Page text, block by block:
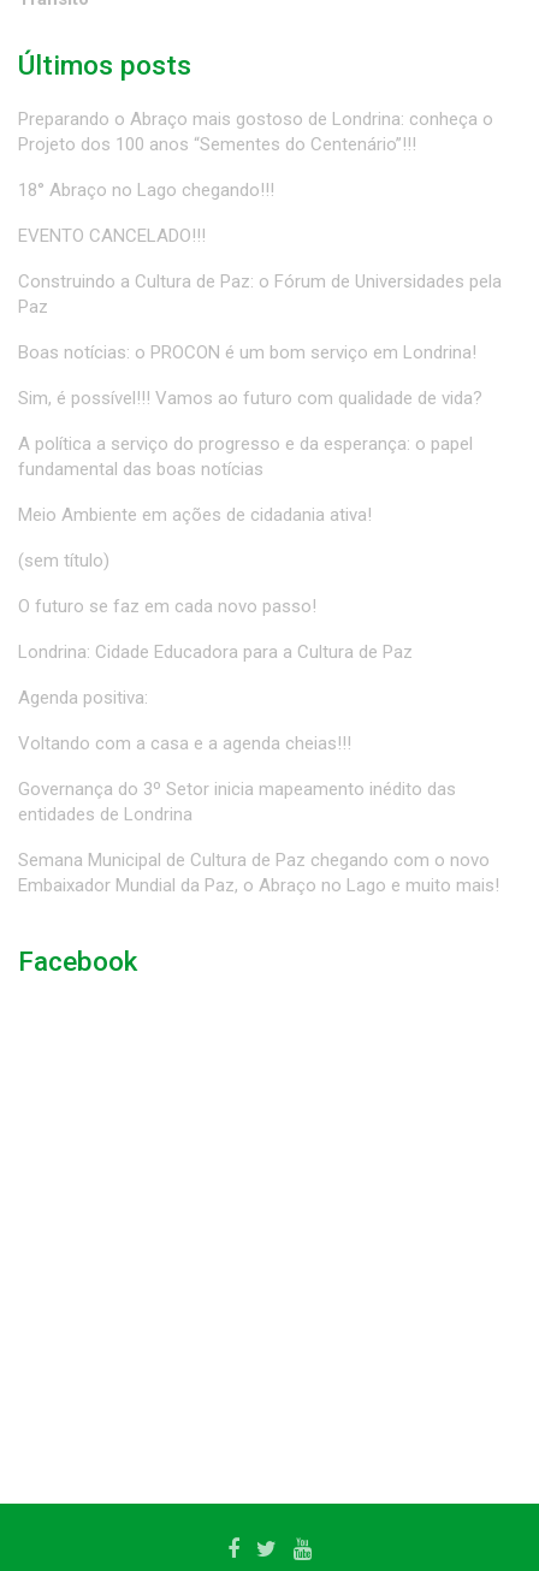
Últimos posts
Preparando o Abraço mais gostoso de Londrina: conheça o
Projeto dos 100 anos “Sementes do Centenário”!!!
18° Abraço no Lago chegando!!!
EVENTO CANCELADO!!!
Construindo a Cultura de Paz: o Fórum de Universidades pela
Paz
Boas notícias: o PROCON é um bom serviço em Londrina!
Sim, é possível!!! Vamos ao futuro com qualidade de vida?
A política a serviço do progresso e da esperança: o papel
fundamental das boas notícias
Meio Ambiente em ações de cidadania ativa!
(sem título)
O futuro se faz em cada novo passo!
Londrina: Cidade Educadora para a Cultura de Paz
Agenda positiva:
Voltando com a casa e a agenda cheias!!!
Governança do 3º Setor inicia mapeamento inédito das
entidades de Londrina
Semana Municipal de Cultura de Paz chegando com o novo
Embaixador Mundial da Paz, o Abraço no Lago e muito mais!
Facebook